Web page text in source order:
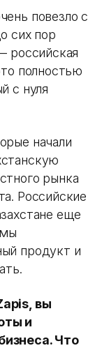
повезло с
сих пор
российская
полностью
с нуля
начали
рынка
Российские
еще
мы
продукт и
вы
и
Что